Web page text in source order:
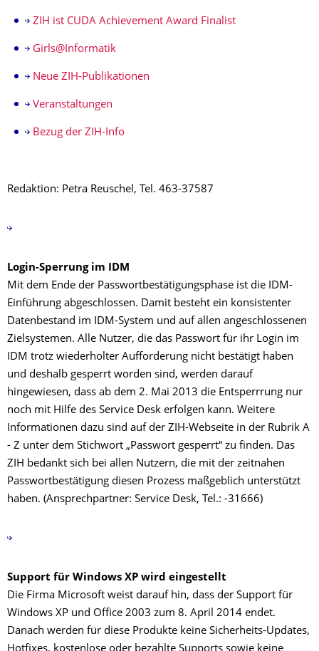
ZIH ist CUDA Achievement Award Finalist
Girls@Informatik
Neue ZIH-Publikationen
Veranstaltungen
Bezug der ZIH-Info
Redaktion: Petra Reuschel, Tel. 463-37587
Login-Sperrung im IDM
Mit dem Ende der Passwortbestätigungsphase ist die IDM-
Einführung abgeschlossen. Damit besteht ein konsistenter
Datenbestand im IDM-System und auf allen angeschlossenen
Zielsystemen. Alle Nutzer, die das Passwort für ihr Login im
IDM trotz wiederholter Aufforderung nicht bestätigt haben
und deshalb gesperrt worden sind, werden darauf
hingewiesen, dass ab dem 2. Mai 2013 die Entsperrrung nur
noch mit Hilfe des Service Desk erfolgen kann. Weitere
Informationen dazu sind auf der ZIH-Webseite in der Rubrik A
- Z unter dem Stichwort „Passwort gesperrt“ zu finden. Das
ZIH bedankt sich bei allen Nutzern, die mit der zeitnahen
Passwortbestätigung diesen Prozess maßgeblich unterstützt
haben. (Ansprechpartner: Service Desk, Tel.: -31666)
Support für Windows XP wird eingestellt
Die Firma Microsoft weist darauf hin, dass der Support für
Windows XP und Office 2003 zum 8. April 2014 endet.
Danach werden für diese Produkte keine Sicherheits-Updates,